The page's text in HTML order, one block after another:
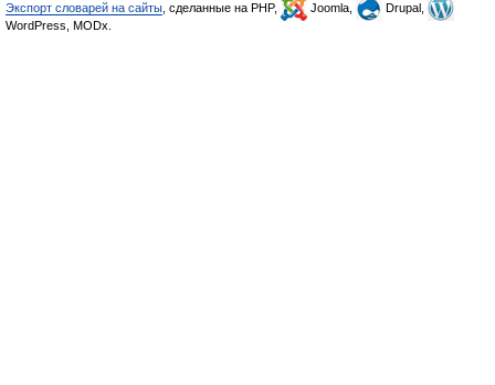
Экспорт словарей на сайты , сделанные на PHP, Joomla,
Drupal,
WordPress, MODx.